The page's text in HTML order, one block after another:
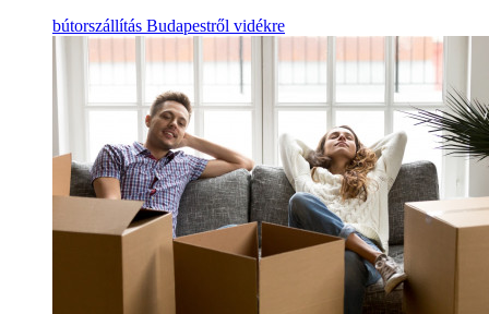
bútorszállítás Budapestről vidékre